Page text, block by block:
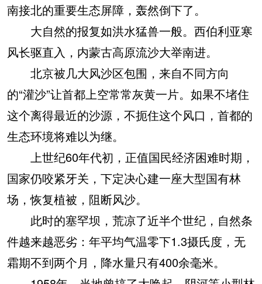
南接北的重要生态屏障，轰然倒下了。
大自然的报复如洪水猛兽一般。西伯利亚寒
风长驱直入，内蒙古高原流沙大举南进。
北京被几大风沙区包围，来自不同方向
的“灌沙”让首都上空常常灰黄一片。如果不堵住
这个离得最近的沙源，不扼住这个风口，首都的
生态环境将难以为继。
上世纪60年代初，正值国民经济困难时期，
国家仍咬紧牙关，下定决心建一座大型国有林
场，恢复植被，阻断风沙。
此时的塞罕坝，荒凉了近半个世纪，自然条
件越来越恶劣：年平均气温零下1.3摄氏度，无
霜期不到两个月，降水量只有400余毫米。